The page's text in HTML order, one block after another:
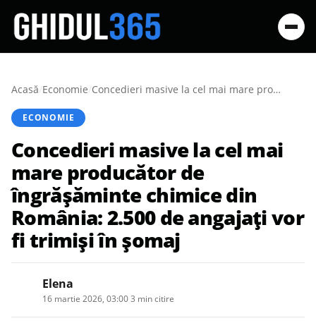
Acasă/Economie/ Concedieri masive la cel mai mare producător de îngrășăminte chimice din România: 2.500 de angajați vor fi trimiși în șomaj
ECONOMIE
Concedieri masive la cel mai
mare producător de
îngrășăminte chimice din
România: 2.500 de angajați vor
fi trimiși în șomaj
Elena
16 martie 2026, 03:003 min citire